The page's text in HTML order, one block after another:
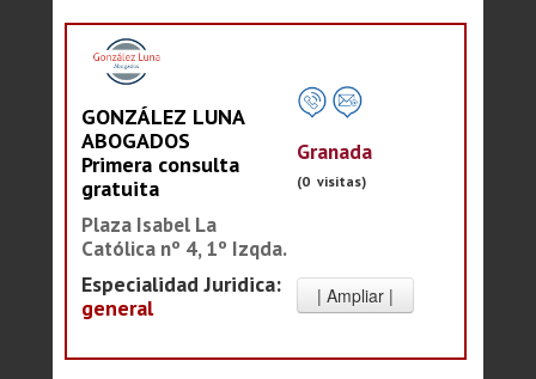
GONZÁLEZ LUNA
ABOGADOS
Primera consulta
gratuita
Plaza Isabel La
Católica nº 4, 1º Izqda.
Especialidad Juridica:
general
Granada
(0 visitas)